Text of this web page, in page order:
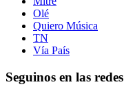
Olé
Quiero Música
TN
Vía País
Seguinos en las redes